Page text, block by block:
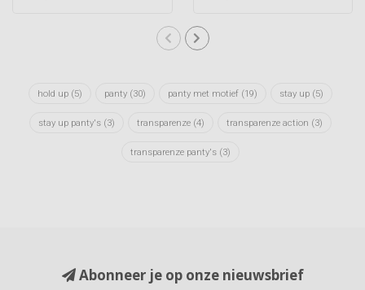
hold up (5) panty (30) panty met motief (19) stay up (5)
stay up panty's (3) transparenze (4) transparenze action (3)
transparenze panty's (3)
Abonneer je op onze nieuwsbrief